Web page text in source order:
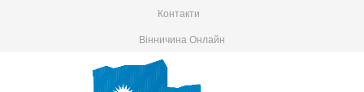
Контакти
Вінничина Онлайн